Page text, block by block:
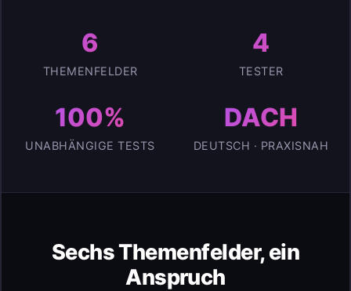
6
THEMENFELDER
4
TESTER
100%
UNABHÄNGIGE TESTS
DACH
DEUTSCH · PRAXISNAH
Sechs Themenfelder, ein
Anspruch